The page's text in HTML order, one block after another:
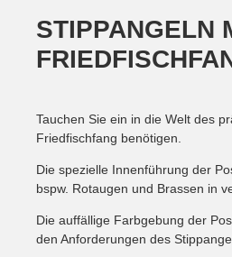
STIPPANGELN
Tauchen Sie ein in die Welt des
Friedfischfang benötigen.
Die spezielle Innenführung der
bspw. Rotaugen und Brassen in
Die auffällige Farbgebung der
den Anforderungen des